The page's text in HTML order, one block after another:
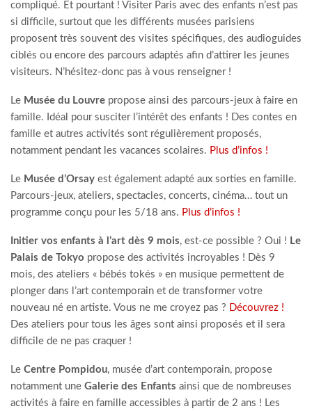
compliqué. Et pourtant ! Visiter Paris avec des enfants n’est pas
si difficile, surtout que les différents musées parisiens
proposent très souvent des visites spécifiques, des audioguides
ciblés ou encore des parcours adaptés afin d’attirer les jeunes
visiteurs. N’hésitez-donc pas à vous renseigner !
Le Musée du Louvre propose ainsi des parcours-jeux à faire en
famille. Idéal pour susciter l’intérêt des enfants ! Des contes en
famille et autres activités sont régulièrement proposés,
notamment pendant les vacances scolaires. Plus d’infos !
Le Musée d’Orsay est également adapté aux sorties en famille.
Parcours-jeux, ateliers, spectacles, concerts, cinéma… tout un
programme conçu pour les 5/18 ans. Plus d’infos !
Initier vos enfants à l’art dès 9 mois, est-ce possible ? Oui ! Le
Palais de Tokyo propose des activités incroyables ! Dès 9
mois, des ateliers « bébés tokés » en musique permettent de
plonger dans l’art contemporain et de transformer votre
nouveau né en artiste. Vous ne me croyez pas ? Découvrez !
Des ateliers pour tous les âges sont ainsi proposés et il sera
difficile de ne pas craquer !
Le Centre Pompidou, musée d’art contemporain, propose
notamment une Galerie des Enfants ainsi que de nombreuses
activités à faire en famille accessibles à partir de 2 ans ! Les